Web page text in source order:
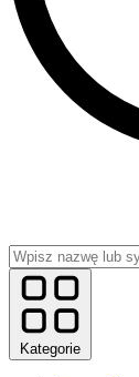
Kategorie